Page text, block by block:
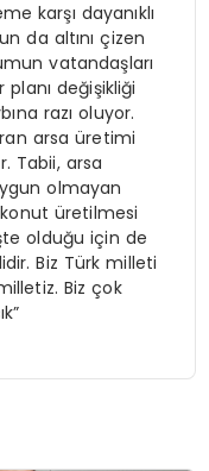
karşı dayanıklı
da altını çizen
vatandaşları
değişikliği
razı oluyor.
arsa üretimi
Tabii, arsa
olmayan
üretilmesi
olduğu için de
Biz Türk milleti
Biz çok